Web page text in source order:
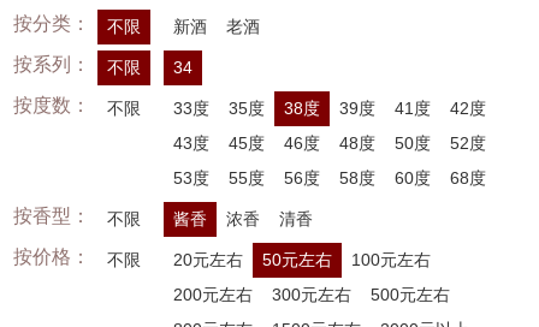
按分类： 不限 新酒 老酒
按系列： 不限 34
按度数： 不限 33度 35度 38度 39度 41度
42度
43度
45度 46度 48度 50度
52度
53度
55度 56度 58度 60度 68度
按香型： 不限 酱香 浓香 清香
按价格： 不限 20元左右 50元左右
100元左右
200元左右
300元左右
500元左右